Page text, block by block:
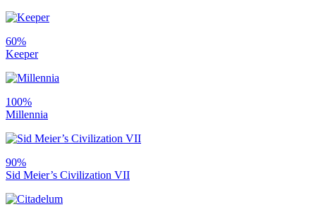
60%
Keeper
100%
Millennia
90%
Sid Meier’s Civilization VII